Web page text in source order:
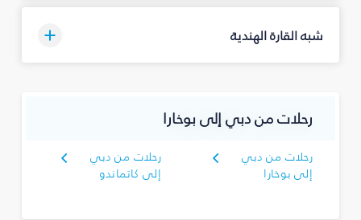
شبه القارة الهندية
رحلات من دبي إلى بوخارا
رحلات من دبي
إلى بوخارا
رحلات من دبي
إلى كاتماندو